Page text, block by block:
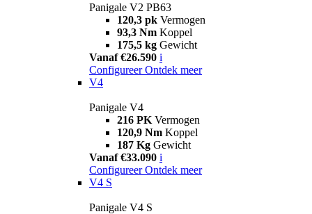
Panigale V2 PB63
120,3 pk Vermogen
93,3 Nm Koppel
175,5 kg Gewicht
Vanaf €26.590 i
Configureer Ontdek meer
V4
Panigale V4
216 PK Vermogen
120,9 Nm Koppel
187 Kg Gewicht
Vanaf €33.090 i
Configureer Ontdek meer
V4 S
Panigale V4 S